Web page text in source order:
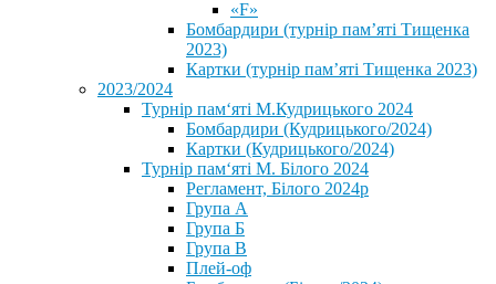
«F»
Бомбардири (турнір пам’яті Тищенка
2023)
Картки (турнір пам’яті Тищенка 2023)
2023/2024
⁨Турнір пам‘яті М.Кудрицького 2024
Бомбардири (Кудрицького/2024)
Картки (Кудрицького/2024)
⁨Турнір пам‘яті М. Білого 2024⁩
Регламент, Білого 2024р
Група А
Група Б
Група В
Плей-оф